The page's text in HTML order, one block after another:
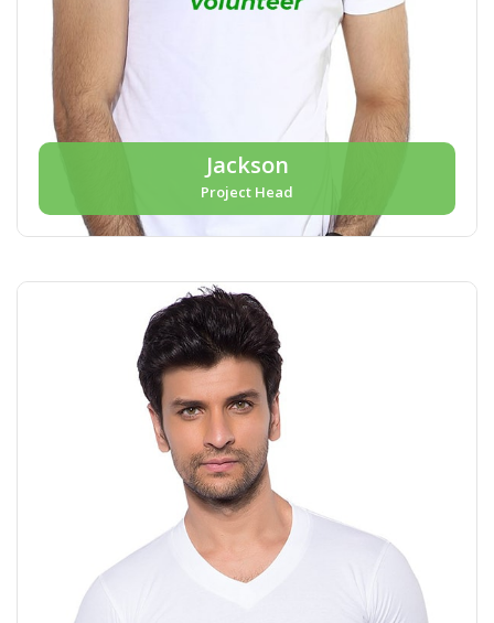
Jackson
Project Head